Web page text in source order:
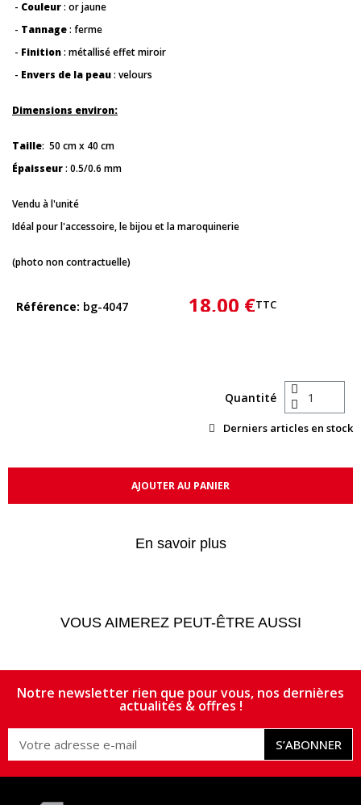
- Couleur: or jaune
- Tannage: ferme
- Finition: métallisé effet miroir
- Envers de la peau: velours
Dimensions environ:
Taille: 50 cm x 40 cm
Épaisseur: 0.5/0.6 mm
Vendu à l'unité
Idéal pour l'accessoire, le bijou et la maroquinerie
(photo non contractuelle)
Référence bg-4047 18,00 €TTC
Quantité
Derniers articles en stock
AJOUTER AU PANIER
En savoir plus
VOUS AIMEREZ PEUT-ÊTRE AUSSI
Notre newsletter rien que pour vous, nos dernières
actualités & offres !
S’ABONNER